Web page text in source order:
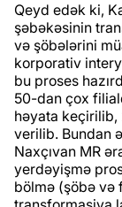
Qeyd edək ki,
şəbəkəsinin
və şöbələrini
korporativ
bu proses
50-dan çox
həyata
verilib. Bundan
Naxçıvan MR
yerdəyişmə
bölmə (şöbə və